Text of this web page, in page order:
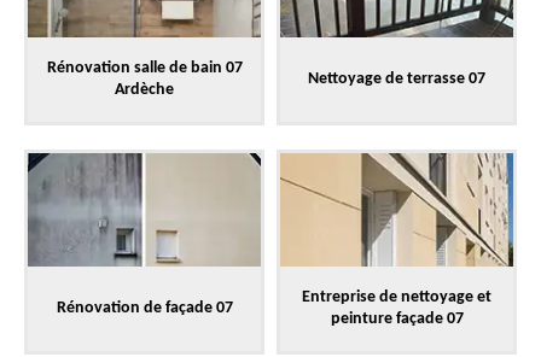
Rénovation salle de bain 07
Ardèche
Nettoyage de terrasse 07
Rénovation de façade 07
Entreprise de nettoyage et
peinture façade 07